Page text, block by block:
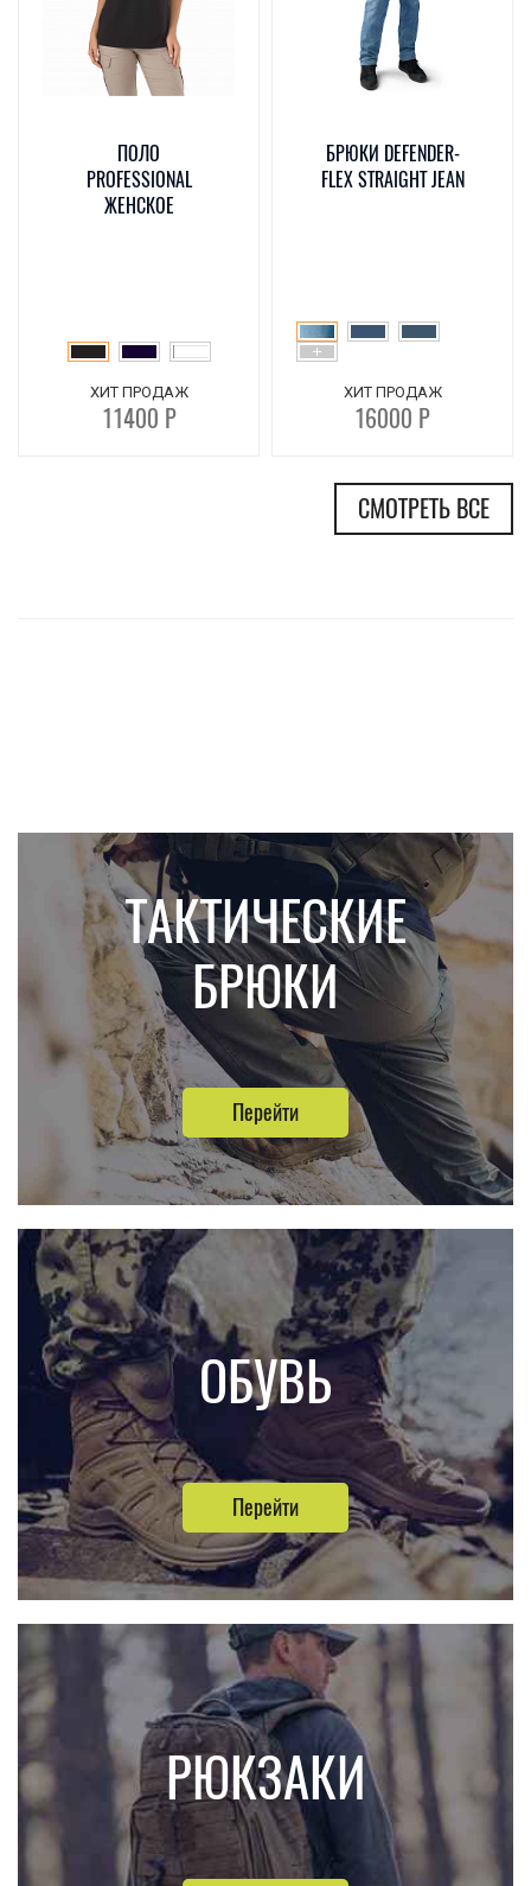
ПОЛО
PROFESSIONAL
ЖЕНСКОЕ
ХИТ ПРОДАЖ
11400 Р
БРЮКИ DEFENDER-
FLEX STRAIGHT JEAN
ХИТ ПРОДАЖ
16000 Р
СМОТРЕТЬ ВСЕ
ТАКТИЧЕСКИЕ
БРЮКИ
Перейти
ОБУВЬ
Перейти
РЮКЗАКИ